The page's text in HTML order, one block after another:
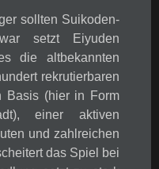
sollten Suikoden-
setzt Eiyuden
die altbekannten
rekrutierbaren
Basis (hier in Form
einer aktiven
und zahlreichen
das Spiel bei